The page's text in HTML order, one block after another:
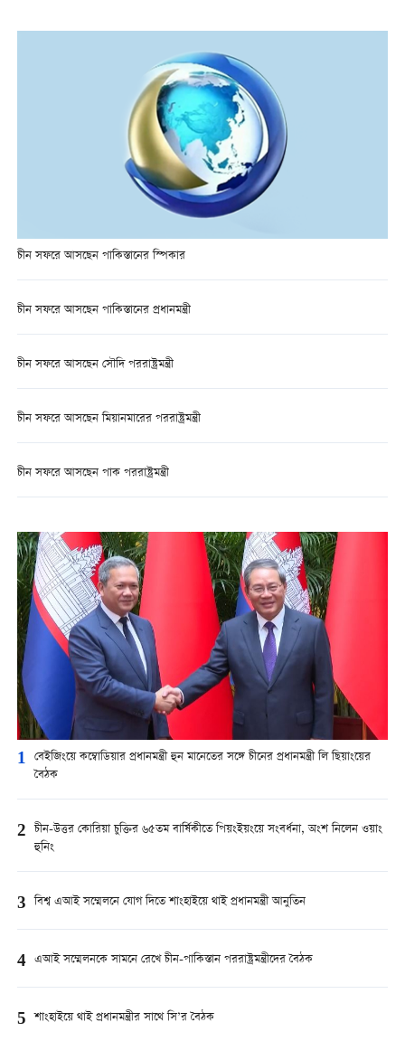
চীন সফরে আসছেন পাকিস্তানের স্পিকার
চীন সফরে আসছেন পাকিস্তানের প্রধানমন্ত্রী
চীন সফরে আসছেন সৌদি পররাষ্ট্রমন্ত্রী
চীন সফরে আসছেন মিয়ানমারের পররাষ্ট্রমন্ত্রী
চীন সফরে আসছেন পাক পররাষ্ট্রমন্ত্রী
1 বেইজিংয়ে কম্বোডিয়ার প্রধানমন্ত্রী হুন মানেতের সঙ্গে চীনের প্রধানমন্ত্রী লি ছিয়াংয়ের
বৈঠক
2 চীন-উত্তর কোরিয়া চুক্তির ৬৫তম বার্ষিকীতে পিয়ংইয়ংয়ে সংবর্ধনা, অংশ নিলেন ওয়াং
হুনিং
3 বিশ্ব এআই সম্মেলনে যোগ দিতে শাংহাইয়ে থাই প্রধানমন্ত্রী আনুতিন
4 এআই সম্মেলনকে সামনে রেখে চীন-পাকিস্তান পররাষ্ট্রমন্ত্রীদের বৈঠক
5 শাংহাইয়ে থাই প্রধানমন্ত্রীর সাথে সি’র বৈঠক